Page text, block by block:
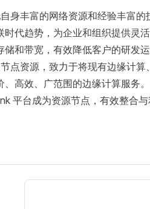
身丰富的网络资源和经验丰富的
代趋势，为企业和组织提供灵
和带宽，有效降低客户的研发
点资源，致力于将现有边缘计算
高效、广范围的边缘计算服务
平台成为资源节点，有效整合